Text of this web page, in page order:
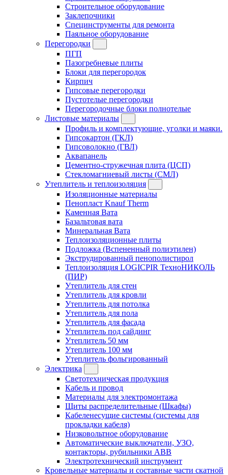
Строительное оборудование
Заклепочники
Специнструменты для ремонта
Паяльное оборудование
Перегородки
ПГП
Пазогребневые плиты
Блоки для перегородок
Кирпич
Гипсовые перегородки
Пустотелые перегородки
Перегородочные блоки полнотелые
Листовые материалы
Профиль и комплектующие, уголки и маяки.
Гипсокартон (ГКЛ)
Гипсоволокно (ГВЛ)
Аквапанель
Цементно-стружечная плита (ЦСП)
Стекломагниевый листы (СМЛ)
Утеплитель и теплоизоляция
Изоляционные материалы
Пенопласт Knauf Therm
Каменная Вата
Базальтовая вата
Минеральная Вата
Теплоизоляционные плиты
Подложка (Вспененный полиэтилен)
Экструдированный пенополистирол
Теплоизоляция LOGICPIR ТехноНИКОЛЬ
(ПИР)
Утеплитель для стен
Утеплитель для кровли
Утеплитель для потолка
Утеплитель для пола
Утеплитель для фасада
Утеплитель под сайдинг
Утеплитель 50 мм
Утеплитель 100 мм
Утеплитель фольгированный
Электрика
Светотехническая продукция
Кабель и провод
Материалы для электромонтажа
Щиты распределительные (Шкафы)
Кабеленесущие системы (системы для
прокладки кабеля)
Низковольтное оборудование
Автоматические выключатели, УЗО,
контакторы, рубильники ABB
Электротехнический инструмент
Кровельные материалы и составные части скатной